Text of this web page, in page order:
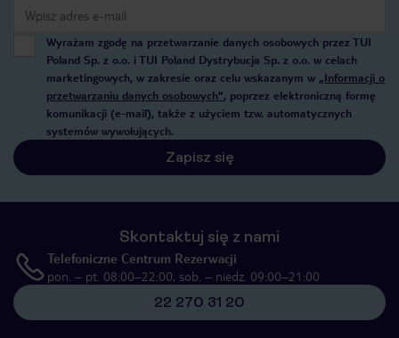
Wyrażam zgodę na przetwarzanie danych osobowych przez TUI
Poland Sp. z o.o. i TUI Poland Dystrybucja Sp. z o.o. w celach
marketingowych, w zakresie oraz celu wskazanym w „Informacji o
przetwarzaniu danych osobowych”, poprzez elektroniczną formę
komunikacji (e-mail), także z użyciem tzw. automatycznych
systemów wywołujących.
Zapisz się
Skontaktuj się z nami
Telefoniczne Centrum Rezerwacji
pon. – pt. 08:00–22:00, sob. – niedz. 09:00–21:00
22 270 31 20